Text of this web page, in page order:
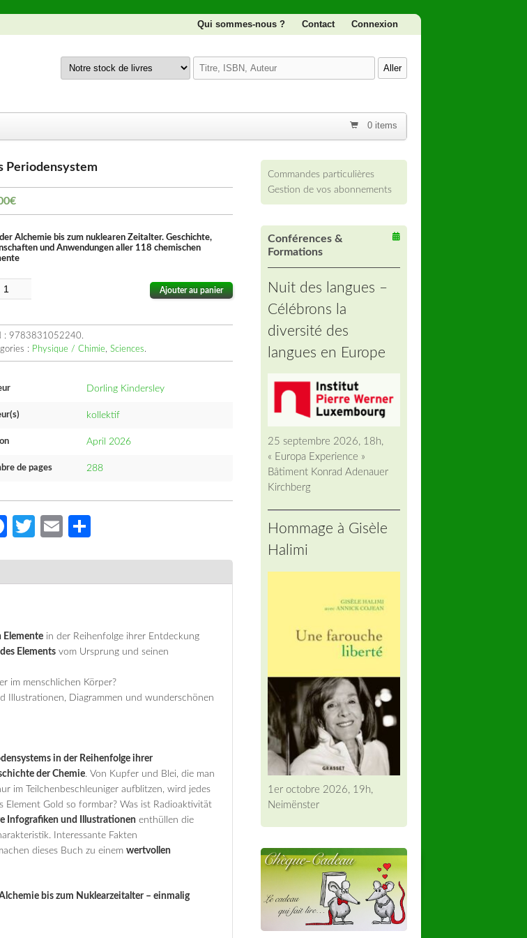
Qui sommes-nous ? Contact Connexion
0 items
Periodensystem
€
Alchemie bis zum nuklearen Zeitalter. Geschichte,
und Anwendungen aller 118 chemischen
Ajouter au panier
: 9783831052240.
: Physique / Chimie, Sciences.
Dorling Kindersley
kollektif
April 2026
de pages 288
Facebook
Twitter
Email
Elemente in der Reihenfolge ihrer Entdeckung
Elements vom Ursprung und seinen
im menschlichen Körper?
Illustrationen, Diagrammen und wunderschönen
in der Reihenfolge ihrer
der Chemie. Von Kupfer und Blei, die man
im Teilchenbeschleuniger aufblitzen, wird jedes
Element Gold so formbar? Was ist Radioaktivität
Infografiken und Illustrationen enthüllen die
Interessante Fakten
dieses Buch zu einemwertvollen
bis zum Nuklearzeitalter – einmalig
Commandes particulières
Gestion de vos abonnements
Conférences &
Formations
Nuit des langues –
Célébrons la
diversité des
langues en Europe
25 septembre 2026, 18h,
« Europa Experience »
Bâtiment Konrad Adenauer
Kirchberg
Hommage à Gisèle
Halimi
1er octobre 2026, 19h,
Neimënster